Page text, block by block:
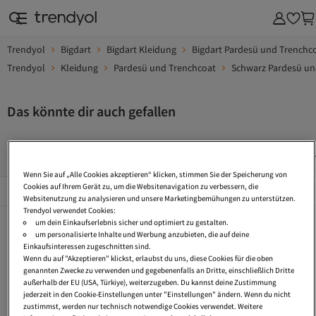
Trendyol Bigdart Bigdart Kleidung
Bigdart Pardesü und
Trendyol
Kleidung Pardesü und Trenchcoat Schwarz Pardesü
Das könnte dir auch gefallen
Trenchcoat Mit
Beliebte Seiten Alles Sehen
Trenchcoat Plissee Trenchcoat Cord
Trenchcoat Mit Kapuze Trenchcoat 4Xl
Karierter Trenchcoat
Trenchcoats Petite
Kurze Trenchcoats
Kurz Trenchcoat
Crop Trenchcoat
Gürtel Trenchcoat
Wenn Sie auf „Alle Cookies akzeptieren“ klicken, stimmen Sie der Speicherung von
Cookies auf Ihrem Gerät zu, um die Websitenavigation zu verbessern, die
Websitenutzung zu analysieren und unsere Marketingbemühungen zu unterstützen.
Trendyol verwendet Cookies:
um dein Einkaufserlebnis sicher und optimiert zu gestalten.
um personalisierte Inhalte und Werbung anzubieten, die auf deine
Einkaufsinteressen zugeschnitten sind.
Wenn du auf "Akzeptieren" klickst, erlaubst du uns, diese Cookies für die oben
genannten Zwecke zu verwenden und gegebenenfalls an Dritte, einschließlich Dritte
außerhalb der EU (USA, Türkiye), weiterzugeben. Du kannst deine Zustimmung
jederzeit in den Cookie-Einstellungen unter "Einstellungen" ändern. Wenn du nicht
zustimmst, werden nur technisch notwendige Cookies verwendet. Weitere